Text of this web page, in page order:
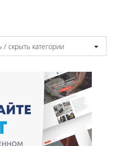
/ скрыть категории